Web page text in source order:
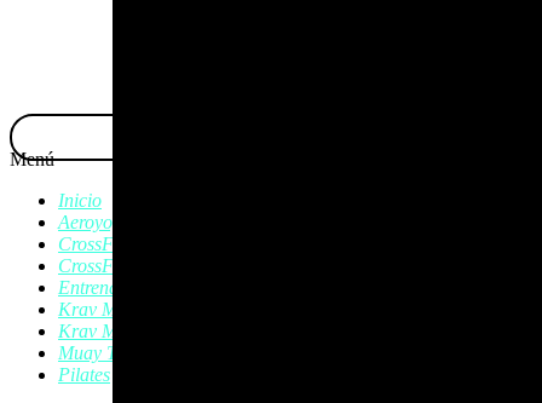
Menú
Inicio
Aeroyoga
CrossFit
CrossFit Kids
Entrenamiento Personal
Krav Magá
Krav Magá Infantil
Muay Thai
Pilates